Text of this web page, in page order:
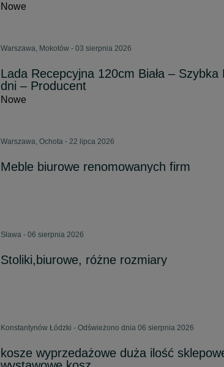
Nowe
Warszawa, Mokotów - 03 sierpnia 2026
Lada Recepcyjna 120cm Biała – Szybka
dni – Producent
Nowe
Warszawa, Ochota - 22 lipca 2026
Meble biurowe renomowanych firm
Sława - 06 sierpnia 2026
Stoliki,biurowe, różne rozmiary
Konstantynów Łódzki - Odświeżono dnia 06 sierpnia 2026
kosze wyprzedażowe duża ilość